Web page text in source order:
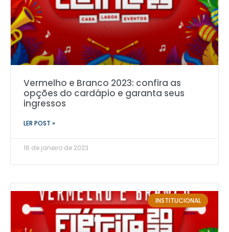
Vermelho e Branco 2023: confira as
opções do cardápio e garanta seus
ingressos
LER POST »
16 de janeiro de 2023
INSTITUCIONAL